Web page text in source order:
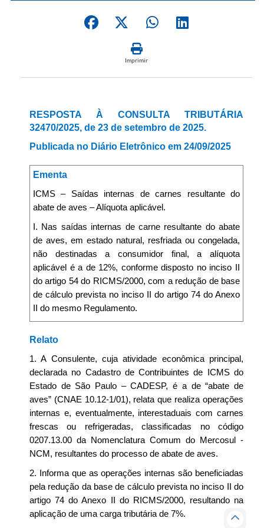
Imprimir
RESPOSTA À CONSULTA TRIBUTÁRIA
32470/2025, de 23 de setembro de 2025.
Publicada no Diário Eletrônico em 24/09/2025
Ementa
ICMS – Saídas internas de carnes resultante do
abate de aves – Alíquota aplicável.
I. Nas saídas internas de carne resultante do abate
de aves, em estado natural, resfriada ou congelada,
não destinadas a consumidor final, a alíquota
aplicável é a de 12%, conforme disposto no inciso II
do artigo 54 do RICMS/2000, com a redução de base
de cálculo prevista no inciso II do artigo 74 do Anexo
II do mesmo Regulamento.
Relato
1. A Consulente, cuja atividade econômica principal,
declarada no Cadastro de Contribuintes de ICMS do
Estado de São Paulo – CADESP, é a de “abate de
aves” (CNAE 10.12-1/01), relata que realiza operações
internas e, eventualmente, interestaduais com carnes
frescas ou refrigeradas, classificadas no código
0207.13.00 da Nomenclatura Comum do Mercosul -
NCM, resultantes do processo de abate de aves.
2. Informa que as operações internas são beneficiadas
pela redução da base de cálculo prevista no inciso II do
artigo 74 do Anexo II do RICMS/2000, resultando na
aplicação de uma carga tributária de 7%.